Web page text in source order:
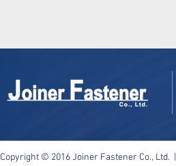
Copyright © 2016 Joiner Fastener Co., Ltd. |